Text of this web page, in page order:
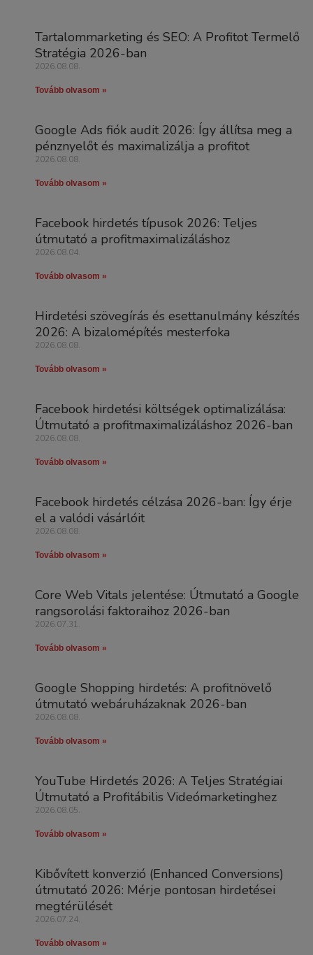
Tartalommarketing és SEO: A Profitot Termelő
Stratégia 2026-ban
2026.08.08.
Tovább olvasom »
Google Ads fiók audit 2026: Így állítsa meg a
pénznyelőt és maximalizálja a profitot
2026.08.08.
Tovább olvasom »
Facebook hirdetés típusok 2026: Teljes
útmutató a profitmaximalizáláshoz
2026.08.04.
Tovább olvasom »
Hirdetési szövegírás és esettanulmány készítés
2026: A bizalomépítés mesterfoka
2026.08.08.
Tovább olvasom »
Facebook hirdetési költségek optimalizálása:
Útmutató a profitmaximalizáláshoz 2026-ban
2026.08.08.
Tovább olvasom »
Facebook hirdetés célzása 2026-ban: Így érje
el a valódi vásárlóit
2026.08.08.
Tovább olvasom »
Core Web Vitals jelentése: Útmutató a Google
rangsorolási faktoraihoz 2026-ban
2026.07.31.
Tovább olvasom »
Google Shopping hirdetés: A profitnövelő
útmutató webáruházaknak 2026-ban
2026.08.08.
Tovább olvasom »
YouTube Hirdetés 2026: A Teljes Stratégiai
Útmutató a Profitábilis Videómarketinghez
2026.08.05.
Tovább olvasom »
Kibővített konverzió (Enhanced Conversions)
útmutató 2026: Mérje pontosan hirdetései
megtérülését
2026.07.24.
Tovább olvasom »